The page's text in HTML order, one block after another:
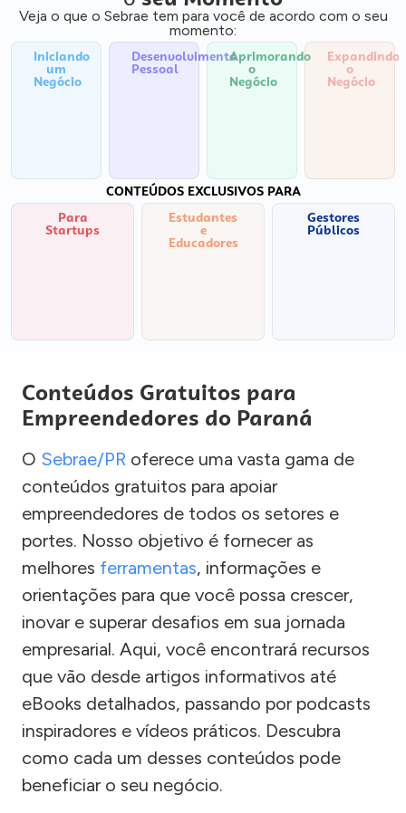
Veja o que o Sebrae tem para você de acordo com o seu
momento:
Iniciando
um
Negócio
Desenvolvimento
Pessoal
Aprimorando
o
Negócio
Expandindo
o
Negócio
CONTEÚDOS EXCLUSIVOS PARA
Para
Startups
Estudantes
e
Educadores
Gestores
Públicos
Conteúdos Gratuitos para
Empreendedores do Paraná
O Sebrae/PR oferece uma vasta gama de
conteúdos gratuitos para apoiar
empreendedores de todos os setores e
portes. Nosso objetivo é fornecer as
melhores ferramentas, informações e
orientações para que você possa crescer,
inovar e superar desafios em sua jornada
empresarial. Aqui, você encontrará recursos
que vão desde artigos informativos até
eBooks detalhados, passando por podcasts
inspiradores e vídeos práticos. Descubra
como cada um desses conteúdos pode
beneficiar o seu negócio.